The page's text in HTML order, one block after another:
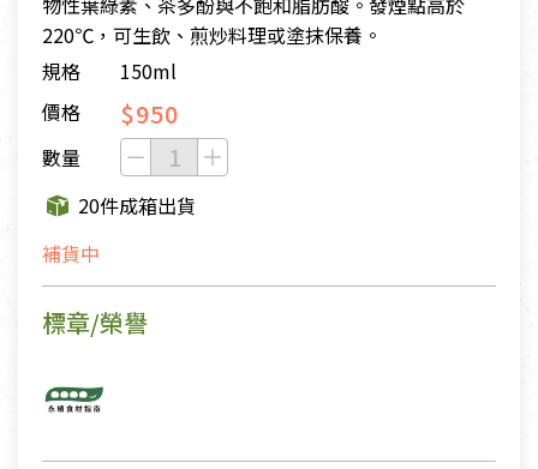
220℃，可生飲、煎炒料理或塗抹保養。
規格
150ml
價格
$950
數量
20件成箱出貨
補貨中
標章/榮譽